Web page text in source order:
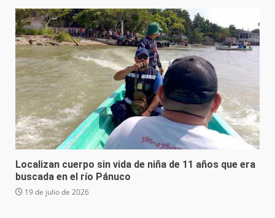
Localizan cuerpo sin vida de niña de 11 años que era
buscada en el río Pánuco
19 de julio de 2026